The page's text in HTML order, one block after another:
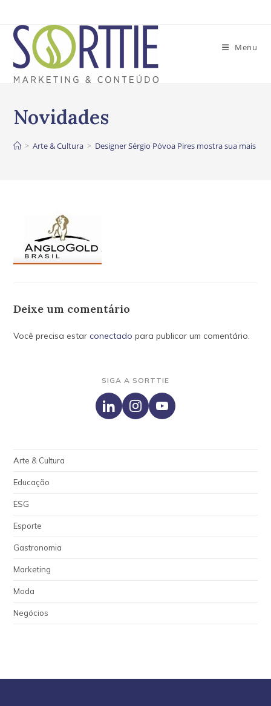
conteúdo
Menu
> Arte & Cultura > Designer Sérgio Póvoa Pires mostra sua mais
Deixe um comentário
Você precisa estarconectado para publicar um comentário.
SIGA A SORTTIE
Arte & Cultura
Educação
ESG
Esporte
Gastronomia
Marketing
Moda
Negócios